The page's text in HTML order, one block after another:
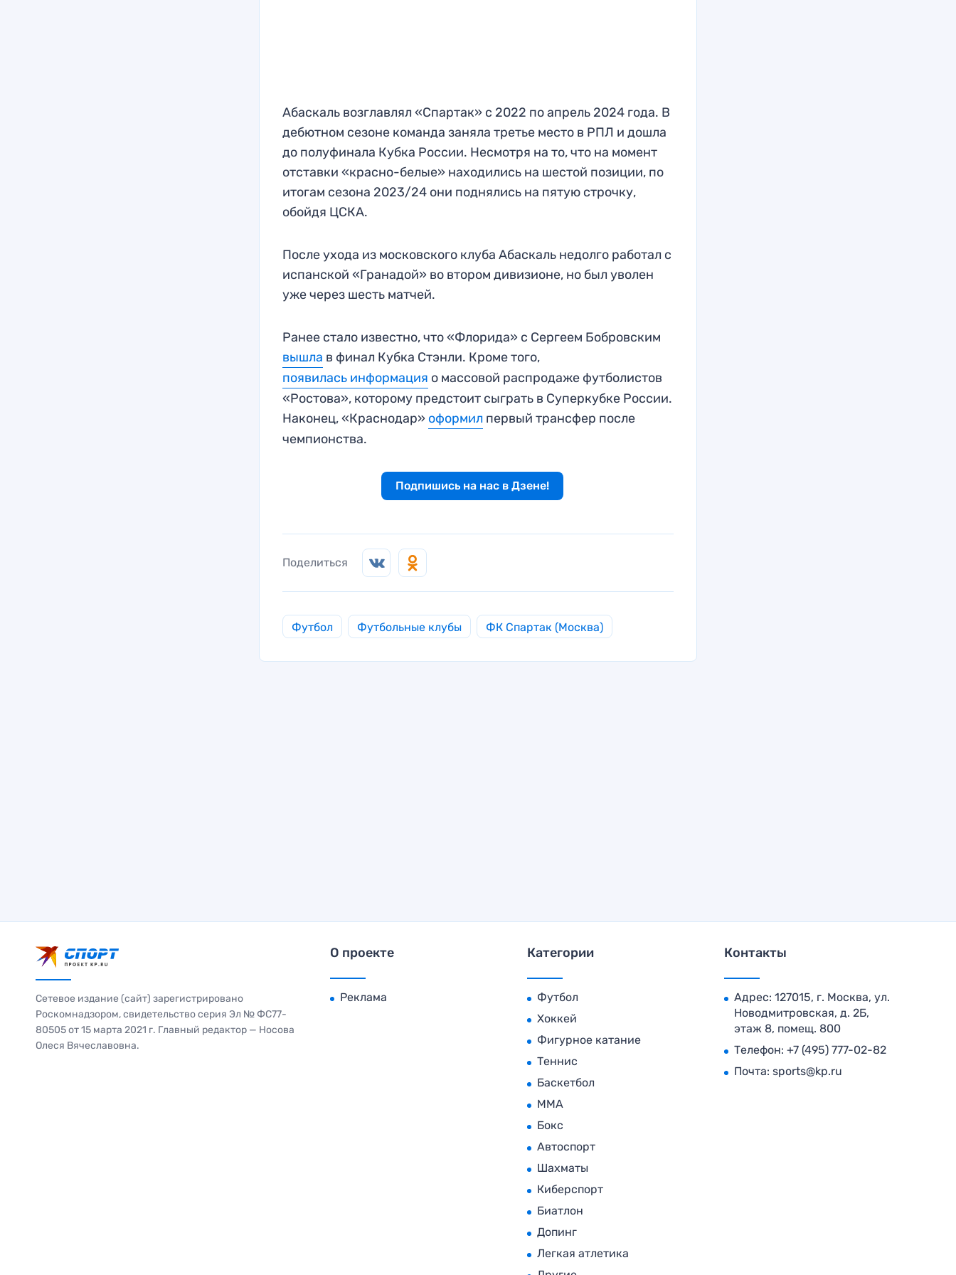
Абаскаль возглавлял «Спартак» с 2022 по апрель 2024 года. В
дебютном сезоне команда заняла третье место в РПЛ и дошла
до полуфинала Кубка России. Несмотря на то, что на момент
отставки «красно-белые» находились на шестой позиции, по
итогам сезона 2023/24 они поднялись на пятую строчку,
обойдя ЦСКА.
После ухода из московского клуба Абаскаль недолго работал с
испанской «Гранадой» во втором дивизионе, но был уволен
уже через шесть матчей.
Ранее стало известно, что «Флорида» с Сергеем Бобровским
вышла в финал Кубка Стэнли. Кроме того,
появилась информация о массовой распродаже футболистов
«Ростова», которому предстоит сыграть в Суперкубке России.
Наконец, «Краснодар» оформил первый трансфер после
чемпионства.
Подпишись на нас в Дзене!
Поделиться
Футбол Футбольные клубы ФК Спартак (Москва)
Сетевое издание (сайт) зарегистрировано
Роскомнадзором, свидетельство серия Эл № ФС77-
80505 от 15 марта 2021 г. Главный редактор — Носова
Олеся Вячеславовна.
О проекте
Реклама
Категории
Футбол
Хоккей
Фигурное катание
Теннис
Баскетбол
MMA
Бокс
Автоспорт
Шахматы
Киберспорт
Биатлон
Допинг
Легкая атлетика
Контакты
Адрес: 127015, г. Москва, ул.
Новодмитровская, д. 2Б,
этаж 8, помещ. 800
Телефон: +7 (495) 777-02-82
Почта: sports@kp.ru